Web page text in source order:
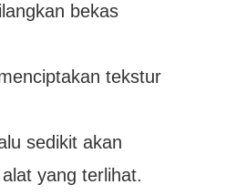
bekas
tekstur
sedikit akan
yang terlihat.